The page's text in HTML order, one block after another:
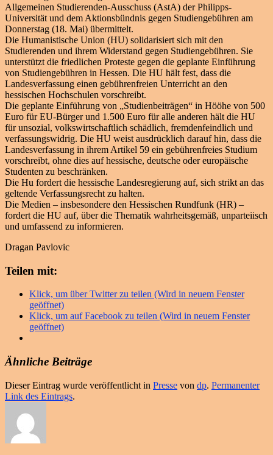
Allgemeinen Studierenden-Ausschuss (AstA) der Philipps-
Universität und dem Aktionsbündnis gegen Studiengebühren am
Donnerstag (18. Mai) übermittelt.
Die Humanistische Union (HU) solidarisiert sich mit den
Studierenden und ihrem Widerstand gegen Studiengebühren. Sie
unterstützt die friedlichen Proteste gegen die geplante Einführung
von Studiengebühren in Hessen. Die HU hält fest, dass die
Landesverfassung einen gebührenfreien Unterricht an den
hessischen Hochschulen vorschreibt.
Die geplante Einführung von „Studienbeiträgen“ in Hööhe von 500
Euro für EU-Bürger und 1.500 Euro für alle anderen hält die HU
für unsozial, volkswirtschaftlich schädlich, fremdenfeindlich und
verfassungswidrig. Die HU weist ausdrücklich darauf hin, dass die
Landesverfassung in ihrem Artikel 59 ein gebührenfreies Studium
vorschreibt, ohne dies auf hessische, deutsche oder europäische
Studenten zu beschränken.
Die Hu fordert die hessische Landesregierung auf, sich strikt an das
geltende Verfassungsrecht zu halten.
Die Medien – insbesondere den Hessischen Rundfunk (HR) –
fordert die HU auf, über die Thematik wahrheitsgemäß, unparteiisch
und umfassend zu informieren.
Dragan Pavlovic
Teilen mit:
Klick, um über Twitter zu teilen (Wird in neuem Fenster
geöffnet)
Klick, um auf Facebook zu teilen (Wird in neuem Fenster
geöffnet)
Ähnliche Beiträge
Dieser Eintrag wurde veröffentlicht in Presse von dp. Permanenter
Link des Eintrags.